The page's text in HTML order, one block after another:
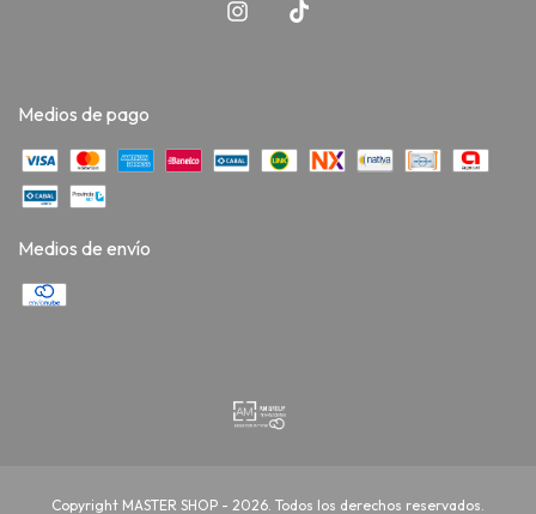
Medios de pago
Medios de envío
Copyright MASTER SHOP - 2026. Todos los derechos reservados.